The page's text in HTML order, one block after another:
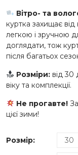
Вітро- та
куртка захищає
легкою і зручною
доглядати, тож
після багатьох
Розміри:від 30
віку та комплекції.
Не прогавте!
цієї зими!
Розмір: 30